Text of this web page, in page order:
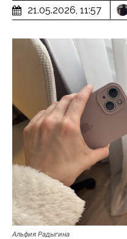
21.05.2026, 11:57
Альфия Радыгина